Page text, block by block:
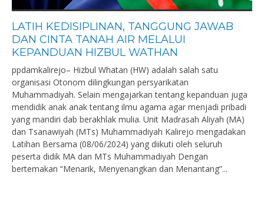
LATIH KEDISIPLINAN, TANGGUNG JAWAB
DAN CINTA TANAH AIR MELALUI
KEPANDUAN HIZBUL WATHAN
ppdamkalirejo– Hizbul Whatan (HW) adalah salah satu
organisasi Otonom dilingkungan persyarikatan
Muhammadiyah. Selain mengajarkan tentang kepanduan juga
mendidik anak anak tentang ilmu agama agar menjadi pribadi
yang mandiri dab berakhlak mulia. Unit Madrasah Aliyah (MA)
dan Tsanawiyah (MTs) Muhammadiyah Kalirejo mengadakan
Latihan Bersama (08/06/2024) yang diikuti oleh seluruh
peserta didik MA dan MTs Muhammadiyah Dengan
bertemakan “Menarik, Menyenangkan dan Menantang”...